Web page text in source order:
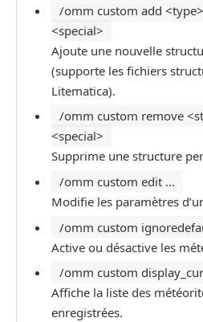
/omm custom add
<special>
Ajoute une nouvelle
(supporte les fichiers
Litematica).
/omm custom remove
<special>
Supprime une structure
/omm custom edit ...
Modifie les paramètres
/omm custom
Active ou désactive les
/omm custom
Affiche la liste des
enregistrées.